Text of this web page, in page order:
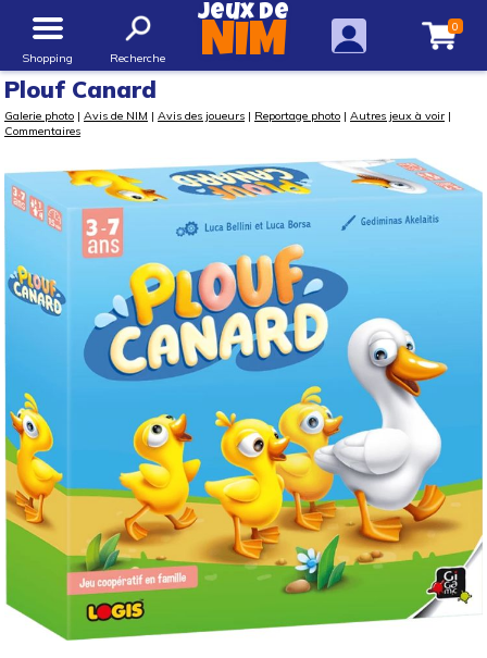
Shopping Recherche
Jeux de
NIM 0
Plouf Canard
Galerie photo | Avis de NIM | Avis des joueurs | Reportage photo | Autres jeux à voir |
Commentaires